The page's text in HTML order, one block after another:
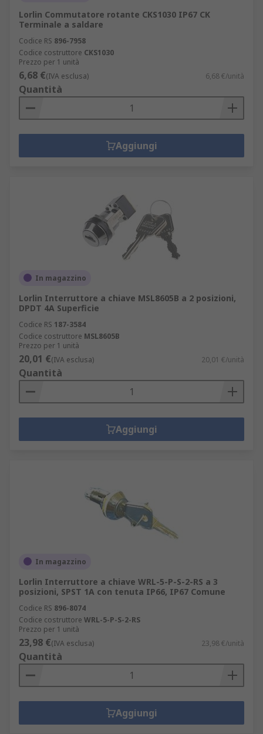
Lorlin Commutatore rotante CKS1030 IP67 CK
Terminale a saldare
Codice RS 896-7958
Codice costruttore CKS1030
Prezzo per 1 unità
6,68 €(IVA esclusa) 6,68 €/unità
Quantità
Aggiungi
In magazzino
Lorlin Interruttore a chiave MSL8605B a 2 posizioni,
DPDT 4A Superficie
Codice RS 187-3584
Codice costruttore MSL8605B
Prezzo per 1 unità
20,01 €(IVA esclusa) 20,01 €/unità
Quantità
Aggiungi
In magazzino
Lorlin Interruttore a chiave WRL-5-P-S-2-RS a 3
posizioni, SPST 1A con tenuta IP66, IP67 Comune
Codice RS 896-8074
Codice costruttore WRL-5-P-S-2-RS
Prezzo per 1 unità
23,98 €(IVA esclusa) 23,98 €/unità
Quantità
Aggiungi